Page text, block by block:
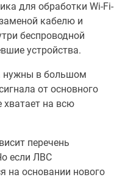
для обработки Wi-Fi-
кабелю и
беспроводной
устройства.
нужны в большом
от основного
хватает на всю
перечень
если ЛВС
на основании нового